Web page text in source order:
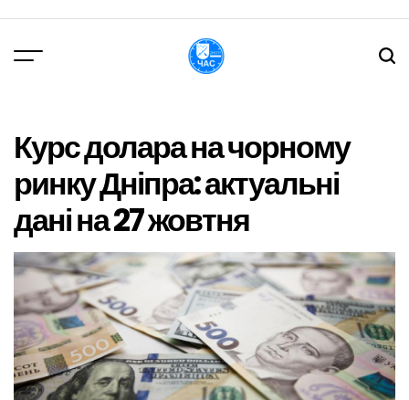
вмісту
Курс долара на чорному
ринку Дніпра: актуальні
дані на 27 жовтня